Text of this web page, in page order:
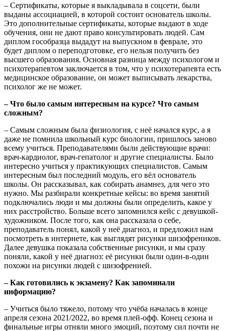
– Сертификаты, которые я выкладывала в соцсети, были
выданы ассоциацией, в которой состоит основатель школы.
Это дополнительные сертификаты, которые выдают в ходе
обучения, они не дают право консультировать людей. Сам
диплом гособразца выдадут на выпускном в феврале, это
будет диплом о переподготовке, его нельзя получить без
высшего образования. Основная разница между психологом и
психотерапевтом заключается в том, что у психотерапевта есть
медицинское образование, он может выписывать лекарства,
психолог же не может.
– Что было самым интересным на курсе? Что самым
сложным?
– Самым сложным была физиология, с неё начался курс, а я
даже не помнила школьный курс биологии, пришлось заново
всему учиться. Преподавателями были действующие врачи:
врач-кардиолог, врач-гепатолог и другие специалисты. Было
интересно учиться у практикующих специалистов. Самым
интересным был последний модуль, его вёл основатель
школы. Он рассказывал, как собирать анамнез, для чего это
нужно. Мы разбирали конкретные кейсы: во время занятий
подключались люди и мы должны были определить, какое у
них расстройство. Больше всего запомнился кейс с девушкой-
художником. После того, как она рассказала о себе,
преподаватель понял, какой у неё диагноз, и предложил нам
посмотреть в интернете, как выглядят рисунки шизофреников.
Далее девушка показала собственные рисунки, и мы сразу
поняли, какой у неё диагноз: её рисунки были один-в-один
похожи на рисунки людей с шизофренией.
– Как готовились к экзамену? Как запоминали
информацию?
– Учиться было тяжело, потому что учёба началась в конце
апреля сезона 2021/2022, во время плей-офф. Конец сезона и
финальные игры отняли много эмоций, поэтому сил почти не